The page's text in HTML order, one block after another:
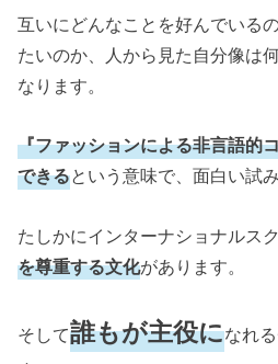
互いにどんなことを好んでいる
たいのか、人から見た自分像は
なります。
『ファッションによる非言語的
できるという意味で、面白い試
たしかにインターナショナルス
を尊重する文化があります。
そして誰もが主役になれ